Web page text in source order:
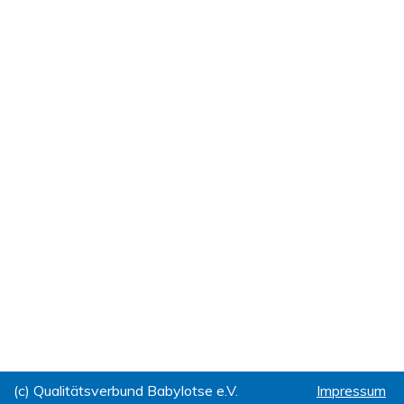
(c) Qualitätsverbund Babylotse e.V. Impressum